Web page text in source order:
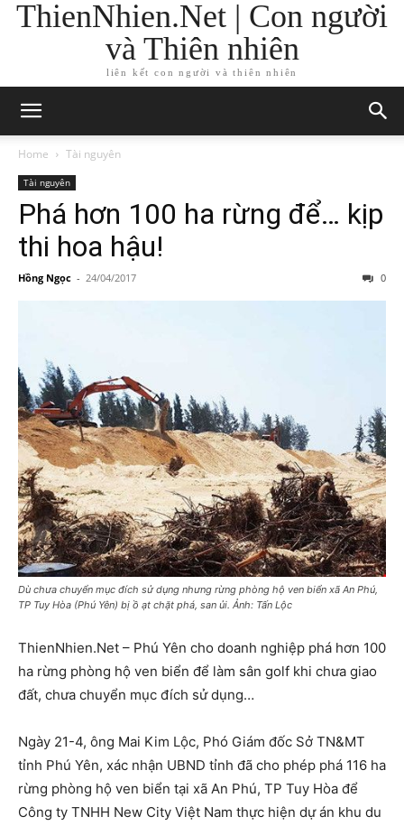
ThienNhien.Net | Con người
và Thiên nhiên
liên kết con người và thiên nhiên
Home Tài nguyên
Tài nguyên
Phá hơn 100 ha rừng để… kịp
thi hoa hậu!
Hồng Ngọc - 24/04/2017 0
Dù chưa chuyển mục đích sử dụng nhưng rừng phòng hộ ven biển xã An Phú,
TP Tuy Hòa (Phú Yên) bị ồ ạt chặt phá, san ủi. Ảnh: Tấn Lộc
ThienNhien.Net – Phú Yên cho doanh nghiệp phá hơn 100
ha rừng phòng hộ ven biển để làm sân golf khi chưa giao
đất, chưa chuyển mục đích sử dụng…
Ngày 21-4, ông Mai Kim Lộc, Phó Giám đốc Sở TN&MT
tỉnh Phú Yên, xác nhận UBND tỉnh đã cho phép phá 116 ha
rừng phòng hộ ven biển tại xã An Phú, TP Tuy Hòa để
Công ty TNHH New City Việt Nam thực hiện dự án khu du